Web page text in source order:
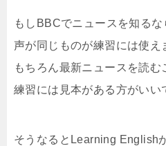
もしBBCでニュースを知る
声が同じものが練習には使え
もちろん最新ニュースを読
練習には見本がある方がいい
そうなるとLearning English